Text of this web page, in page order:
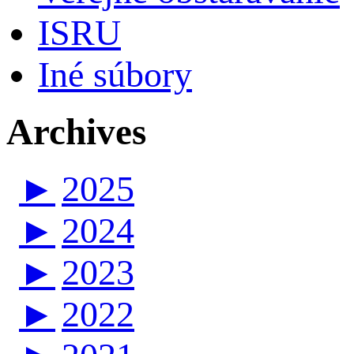
ISRU
Iné súbory
Archives
► 2025
► 2024
► 2023
► 2022